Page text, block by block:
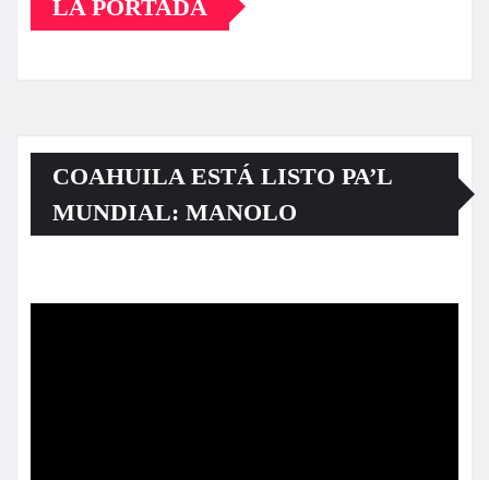
LA PORTADA
COAHUILA ESTÁ LISTO PA’L
MUNDIAL: MANOLO